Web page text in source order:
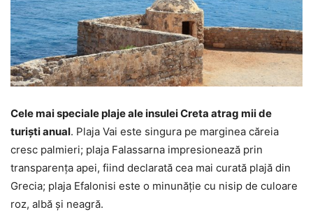
Cele mai speciale plaje ale insulei Creta atrag mii de
turiști anual. Plaja Vai este singura pe marginea căreia
cresc palmieri; plaja Falassarna impresionează prin
transparența apei, fiind declarată cea mai curată plajă din
Grecia; plaja Efalonisi este o minunăție cu nisip de culoare
roz, albă și neagră.